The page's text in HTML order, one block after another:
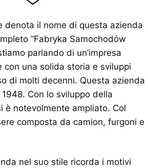
denota il nome di questa azienda
“Fabryka Samochodów
parlando di un’impresa
con una solida storia e sviluppi
di molti decenni. Questa azienda
Con lo sviluppo della
è notevolmente ampliato. Col
composta da camion, furgoni e
nel suo stile ricorda i motivi